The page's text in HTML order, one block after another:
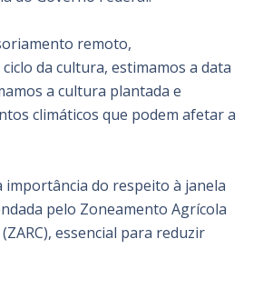
remoto,
da cultura, estimamos a data
a cultura plantada e
climáticos que podem afetar a
importância do respeito à janela
pelo Zoneamento Agrícola
essencial para reduzir